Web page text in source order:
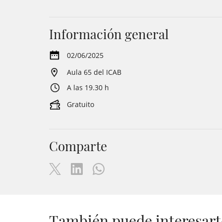
Información general
02/06/2025
Aula 65 del ICAB
A las 19.30 h
Gratuito
Comparte